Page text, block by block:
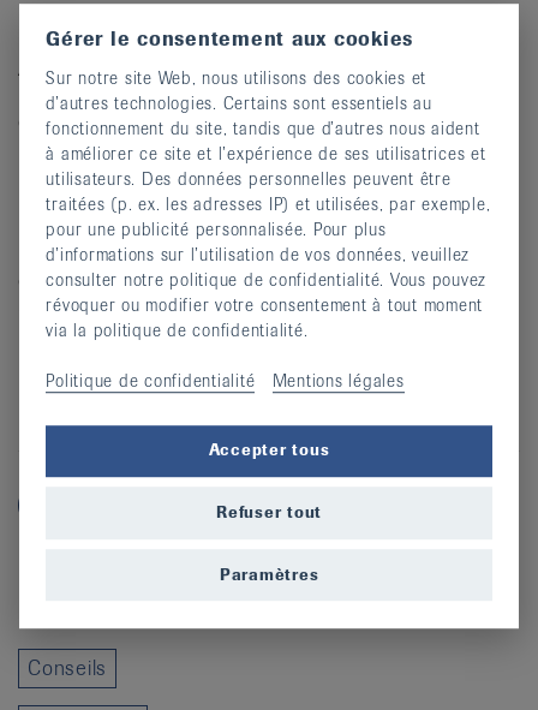
L'événement "Équilibre en marche"
Ateliers et conseils pratiques destinés aux seniors pour
bouger et prévenir les chutes. Journée gratuite organisée
en collaboration avec le Service cantonal de la santé
publique, Pro Senectute Arc Jurassien et AROSS.
Plus d'information :Cliquer ici
Renseignement et inscription auprès de Pro Senectute
du lundi au vendredi entre 9h00 et 11h30 : tél. 032 886
83 00
Conseils
Gérer le consentement aux cookies
Sur notre site Web, nous utilisons des cookies et
d’autres technologies. Certains sont essentiels au
fonctionnement du site, tandis que d’autres nous aident
à améliorer ce site et l’expérience de ses utilisatrices et
utilisateurs. Des données personnelles peuvent être
traitées (p. ex. les adresses IP) et utilisées, par exemple,
pour une publicité personnalisée. Pour plus
d’informations sur l’utilisation de vos données, veuillez
consulter notre politique de confidentialité. Vous pouvez
révoquer ou modifier votre consentement à tout moment
via la politique de confidentialité.
Politique de confidentialité Mentions légales
Accepter tous
Refuser tout
Paramètres